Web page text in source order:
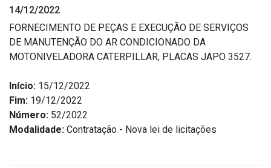
Secretarias
Agricultura e Meio Ambiente
Assistência Social
Educação, Cultura, Desporto e Turismo
14/12/2022
FORNECIMENTO DE PEÇAS E EXECUÇÃO DE SERVIÇOS
DE MANUTENÇÃO DO AR CONDICIONADO DA
MOTONIVELADORA CATERPILLAR, PLACAS JAPO 3527.
Início: 15/12/2022
Fim: 19/12/2022
Número: 52/2022
Modalidade: Contratação - Nova lei de licitações